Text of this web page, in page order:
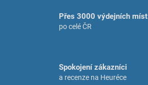
Přes 3000 výdejních míst
po celé ČR
Spokojení zákazníci
a recenze na Heuréce